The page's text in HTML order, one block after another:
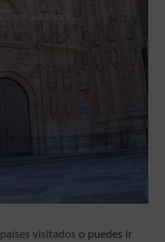
países visitados o puedes ir